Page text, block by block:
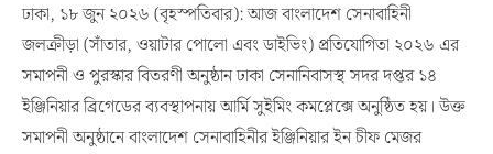
ঢাকা, ১৮ জুন ২০২৬ (বৃহস্পতিবার): আজ বাংলাদেশ সেনাবাহিনী
জলক্রীড়া (সাঁতার, ওয়াটার পোলো এবং ডাইভিং) প্রতিযোগিতা ২০২৬ এর
সমাপনী ও পুরস্কার বিতরণী অনুষ্ঠান ঢাকা সেনানিবাসস্থ সদর দপ্তর ১৪
ইঞ্জিনিয়ার ব্রিগেডের ব্যবস্থাপনায় আর্মি সুইমিং কমপ্লেক্সে অনুষ্ঠিত হয়। উক্ত
সমাপনী অনুষ্ঠানে বাংলাদেশ সেনাবাহিনীর ইঞ্জিনিয়ার ইন চীফ মেজর